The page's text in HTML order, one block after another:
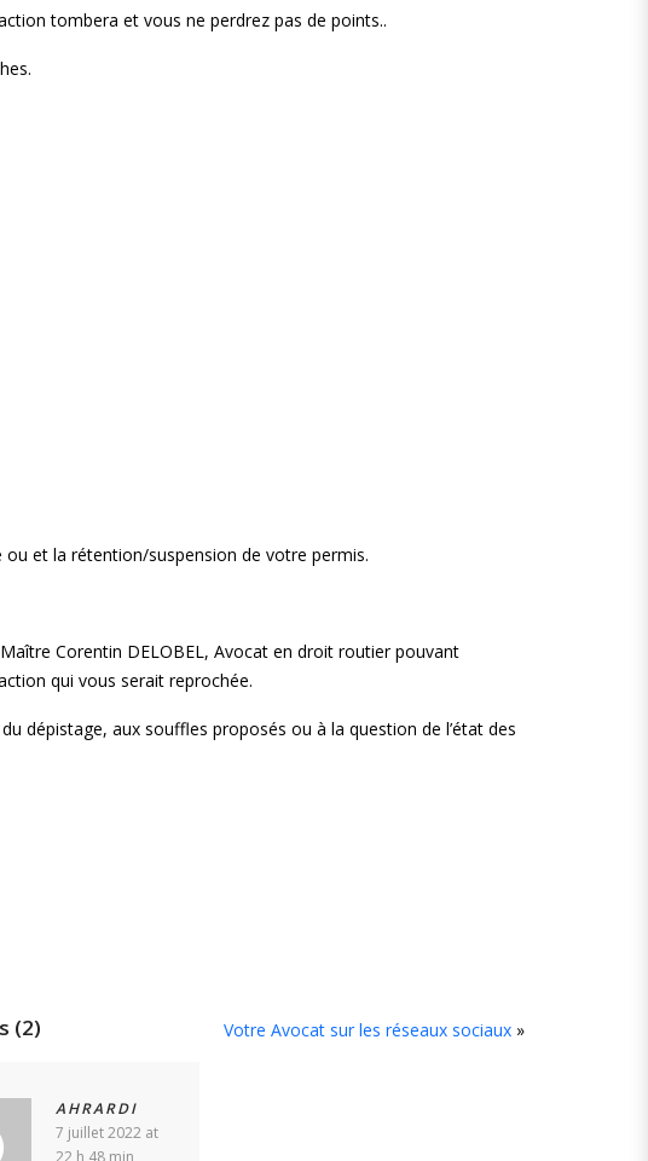
tombera et vous ne perdrez pas de points..
et la rétention/suspension de votre permis.
Corentin DELOBEL, Avocat en droit routier pouvant
qui vous serait reprochée.
dépistage, aux souffles proposés ou à la question de l’état des
Votre Avocat sur les réseaux sociaux »
(2)
AHRARDI
7 juillet 2022 at
22 h 48 min